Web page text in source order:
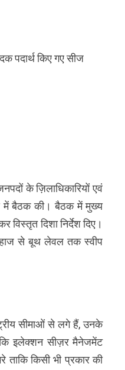
पदार्थ किए गए सीज
के ज़िलाधिकारियों एवं
में बैठक की। बैठक में मुख्य
दिशा निर्देश दिए।
से बूथ लेवल तक स्वीप
सीमाओं से लगे हैं, उनके
कि इलेक्शन सीज़र मैनेजमेंट
ताकि किसी भी प्रकार की